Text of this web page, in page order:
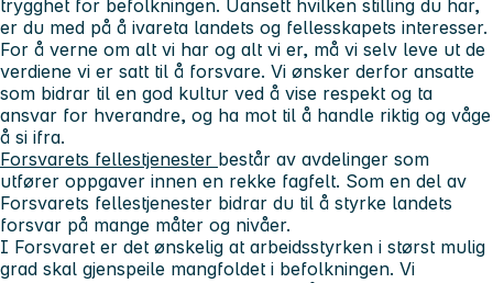
trygghet for befolkningen. Uansett hvilken stilling du har,
er du med på å ivareta landets og fellesskapets interesser.
For å verne om alt vi har og alt vi er, må vi selv leve ut de
verdiene vi er satt til å forsvare. Vi ønsker derfor ansatte
som bidrar til en god kultur ved å vise respekt og ta
ansvar for hverandre, og ha mot til å handle riktig og våge
å si ifra.
Forsvarets fellestjenester består av avdelinger som
utfører oppgaver innen en rekke fagfelt. Som en del av
Forsvarets fellestjenester bidrar du til å styrke landets
forsvar på mange måter og nivåer.
I Forsvaret er det ønskelig at arbeidsstyrken i størst mulig
grad skal gjenspeile mangfoldet i befolkningen. Vi